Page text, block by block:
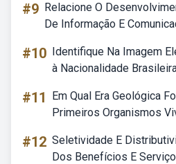
#9 Relacione O
De Informação E
#10 Identifique Na Imagem
à Nacionalidade
#11
Em Qual Era Geológica
Primeiros Organismos
#12 Seletividade E
Dos Benefícios E